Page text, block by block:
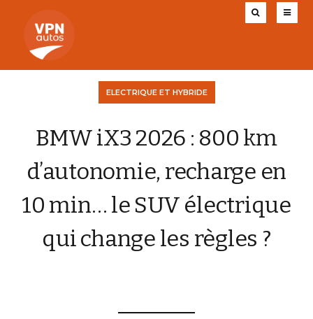
ELECTRIQUE ET HYBRIDE
BMW iX3 2026 : 800 km
d’autonomie, recharge en
10 min… le SUV électrique
qui change les règles ?